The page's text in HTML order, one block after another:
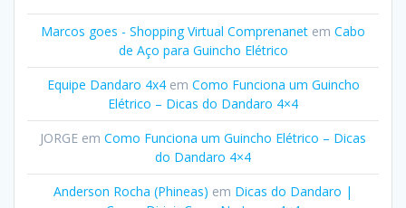
Marcos goes - Shopping Virtual Comprenanet em Cabo
de Aço para Guincho Elétrico
Equipe Dandaro 4x4em Como Funciona um Guincho
Elétrico – Dicas do Dandaro 4×4
JORGE em Como Funciona um Guincho Elétrico – Dicas
do Dandaro 4×4
Anderson Rocha (Phineas) em Dicas do Dandaro |